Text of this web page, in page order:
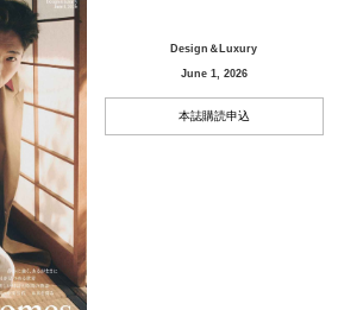
Design＆Luxury
June 1, 2026
本誌購読申込